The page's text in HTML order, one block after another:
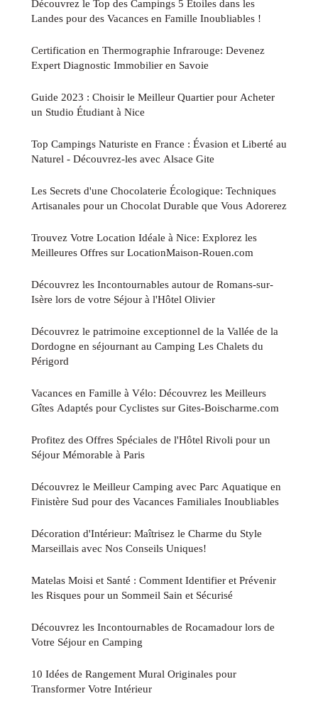
Découvrez le Top des Campings 5 Étoiles dans les
Landes pour des Vacances en Famille Inoubliables !
Certification en Thermographie Infrarouge: Devenez
Expert Diagnostic Immobilier en Savoie
Guide 2023 : Choisir le Meilleur Quartier pour Acheter
un Studio Étudiant à Nice
Top Campings Naturiste en France : Évasion et Liberté au
Naturel - Découvrez-les avec Alsace Gite
Les Secrets d'une Chocolaterie Écologique: Techniques
Artisanales pour un Chocolat Durable que Vous Adorerez
Trouvez Votre Location Idéale à Nice: Explorez les
Meilleures Offres sur LocationMaison-Rouen.com
Découvrez les Incontournables autour de Romans-sur-
Isère lors de votre Séjour à l'Hôtel Olivier
Découvrez le patrimoine exceptionnel de la Vallée de la
Dordogne en séjournant au Camping Les Chalets du
Périgord
Vacances en Famille à Vélo: Découvrez les Meilleurs
Gîtes Adaptés pour Cyclistes sur Gites-Boischarme.com
Profitez des Offres Spéciales de l'Hôtel Rivoli pour un
Séjour Mémorable à Paris
Découvrez le Meilleur Camping avec Parc Aquatique en
Finistère Sud pour des Vacances Familiales Inoubliables
Décoration d'Intérieur: Maîtrisez le Charme du Style
Marseillais avec Nos Conseils Uniques!
Matelas Moisi et Santé : Comment Identifier et Prévenir
les Risques pour un Sommeil Sain et Sécurisé
Découvrez les Incontournables de Rocamadour lors de
Votre Séjour en Camping
10 Idées de Rangement Mural Originales pour
Transformer Votre Intérieur